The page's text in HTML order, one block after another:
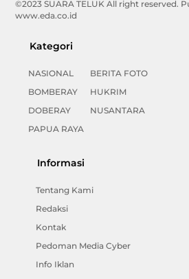
©2023 SUARA TELUK All right reserved.
www.eda.co.id
Kategori
NASIONAL
BOMBERAY
DOBERAY
PAPUA RAYA
BERITA FOTO
HUKRIM
NUSANTARA
Informasi
Tentang Kami
Redaksi
Kontak
Pedoman Media Cyber
Info Iklan